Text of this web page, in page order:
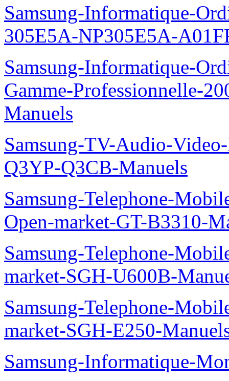
Samsung-Informatique-
305E5A-NP305E5A-
Samsung-Informatique-
Gamme-Professionnelle-
Manuels
Samsung-TV-Audio-
Q3YP-Q3CB-Manuels
Samsung-Telephone-
Open-market-GT-B3310-
Samsung-Telephone-
market-SGH-U600B-
Samsung-Telephone-
market-SGH-E250-
Samsung-Informatique-